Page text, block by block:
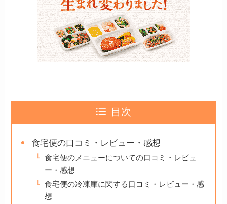
目次
食宅便の口コミ・レビュー・感想
食宅便のメニューについての口コミ・レビュ
ー・感想
食宅便の冷凍庫に関する口コミ・レビュー・感
想